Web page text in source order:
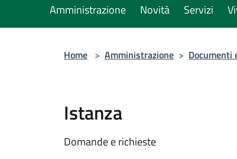
Amministrazione Novità Servizi
Home > Amministrazione > Documenti
Istanza
Domande e richieste